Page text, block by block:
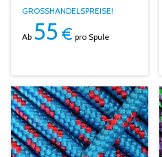
GROSSHANDELSPREISE!
Ab 55 € pro Spule